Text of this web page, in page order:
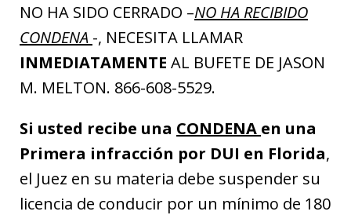
NO HA SIDO CERRADO –NO HA RECIBIDO
CONDENA -, NECESITA LLAMAR
INMEDIATAMENTE AL BUFETE DE JASON
M. MELTON. 866-608-5529.
Si usted recibe una CONDENA en una
Primera infracción por DUI en Florida,
el Juez en su materia debe suspender su
licencia de conducir por un mínimo de 180